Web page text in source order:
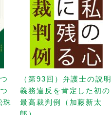
珠
（第93回）弁護士の説明
義務違反を肯定した初の
最高裁判例（加藤新太